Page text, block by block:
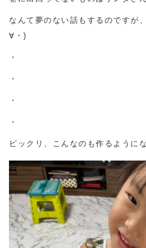
なんて夢のない話もするのですが
∀・)
・
・
・
・
ビックリ、こんなのも作るように